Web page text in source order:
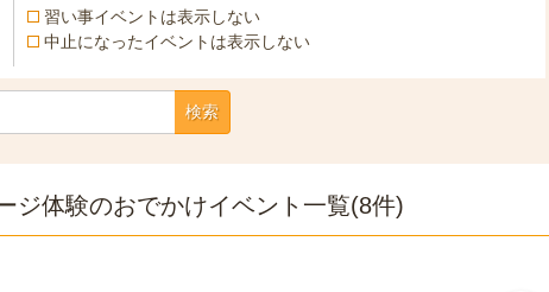
習い事イベントは表示しない
中止になったイベントは表示しない
検索
ジ体験のおでかけイベント一覧(8件)